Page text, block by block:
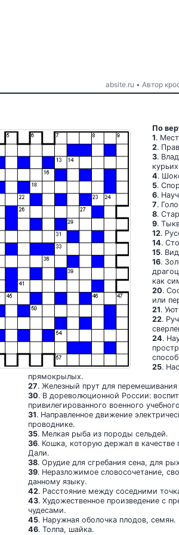
absite.ru • Автор
По
1.
2.
3.
4.
5.
6.
7.
8.
9.
12.
14.
15.
16.
как
20.
или
21.
22.
24.
25.
прямокрылых.
27. Железный прут для перемешивания
30. В дореволюционной России:
привилегированного военного
31. Направленное движение
проводнике.
35. Мелкая рыба из породы сельдей.
36. Кошка, которую держал в качестве
Дали.
38. Орудие для сгребания сена, для
39. Неразложимое словосочетание,
данному языку.
42. Расстояние между соседними
43. Художественное произведение с
чудесами.
45. Наружная оболочка плодов, семян.
46. Толпа, шайка.